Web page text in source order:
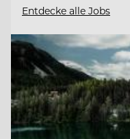
Entdecke alle Jobs